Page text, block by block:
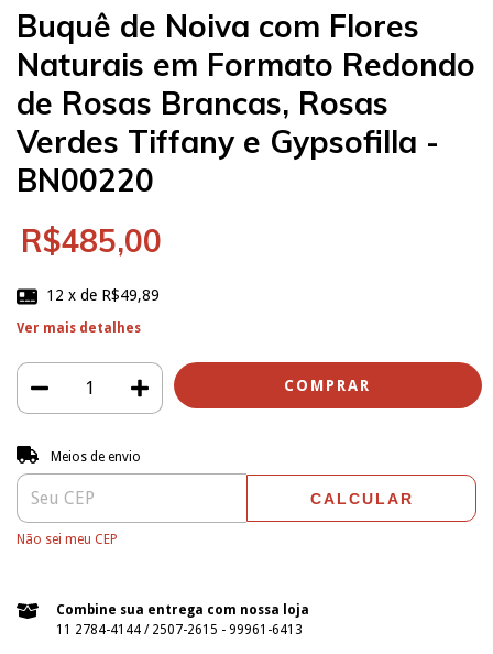
Buquê de Noiva com Flores
Naturais em Formato Redondo
de Rosas Brancas, Rosas
Verdes Tiffany e Gypsofilla -
BN00220
R$485,00
12 x de R$49,89
Ver mais detalhes
Entregas para o CEP:
Meios de envio
CALCULAR
Não sei meu CEP
Combine sua entrega com nossa loja
11 2784-4144 / 2507-2615 - 99961-6413